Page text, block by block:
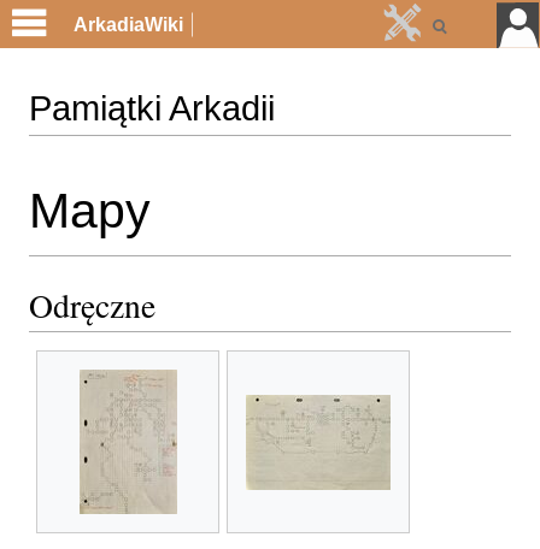
Pamiątki Arkadii
do
nawigacji
do
wyszukiwania
Mapy
Odręczne
ArkadiaWiki